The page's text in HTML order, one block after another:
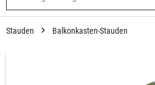
Stauden Balkonkasten-Stauden